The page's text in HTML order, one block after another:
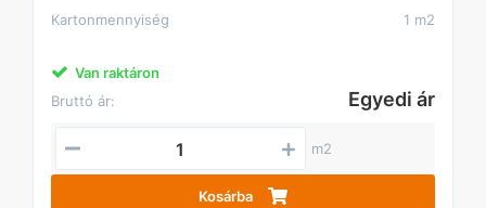
Kartonmennyiség
1 m2
Van raktáron
Bruttó ár:
Egyedi ár
m2
Kosárba